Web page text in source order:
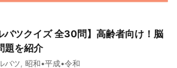
バツクイズ 全30問】高齢者向け！脳
題を紹介
バツ 昭和•平成•令和